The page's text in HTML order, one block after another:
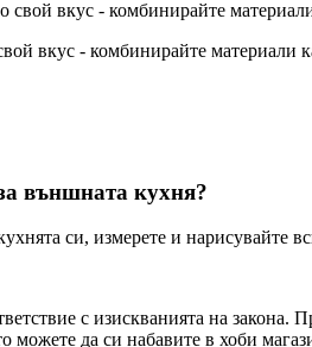
вкус - комбинирайте материали
външната кухня?
си, измерете и нарисувайте
с изискванията на
да си набавите в хоби